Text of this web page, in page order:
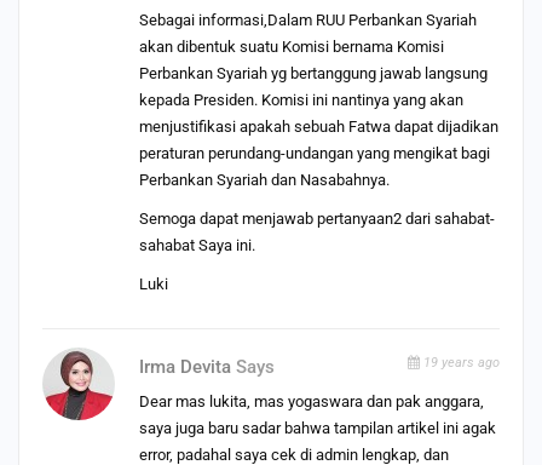
Sebagai informasi,Dalam RUU Perbankan Syariah
akan dibentuk suatu Komisi bernama Komisi
Perbankan Syariah yg bertanggung jawab langsung
kepada Presiden. Komisi ini nantinya yang akan
menjustifikasi apakah sebuah Fatwa dapat dijadikan
peraturan perundang-undangan yang mengikat bagi
Perbankan Syariah dan Nasabahnya.
Semoga dapat menjawab pertanyaan2 dari sahabat-
sahabat Saya ini.
Luki
Irma Devita Says 19 years ago
Dear mas lukita, mas yogaswara dan pak anggara,
saya juga baru sadar bahwa tampilan artikel ini agak
error, padahal saya cek di admin lengkap, dan